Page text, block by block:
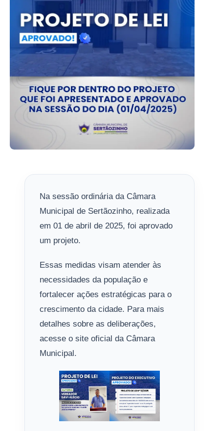
Na sessão ordinária da Câmara
Municipal de Sertãozinho, realizada
em 01 de abril de 2025, foi aprovado
um projeto.
Essas medidas visam atender às
necessidades da população e
fortalecer ações estratégicas para o
crescimento da cidade. Para mais
detalhes sobre as deliberações,
acesse o site oficial da Câmara
Municipal.